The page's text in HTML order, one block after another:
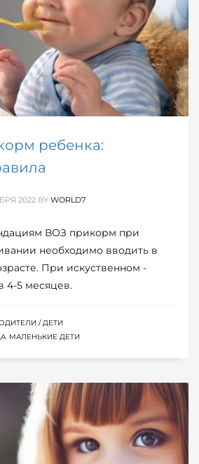
ребенка:
2022 BY WORLD7
ВОЗ прикорм при
необходимо вводить в
При искуственном -
4-5 месяцев.
/ ДЕТИ
, МАЛЕНЬКИЕ ДЕТИ